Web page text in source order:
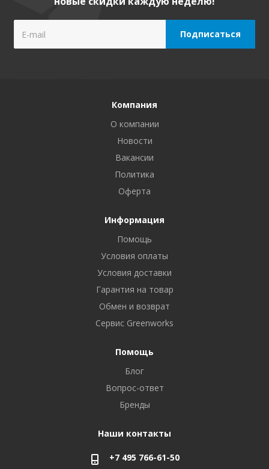
Компания
О компании
Новости
Вакансии
Политика
Оферта
Информация
Помощь
Условия оплаты
Условия доставки
Гарантия на товар
Обмен и возврат
Сервис Greenworks
Помощь
Блог
Вопрос-ответ
Бренды
Наши контакты
+7 495 766-61-50